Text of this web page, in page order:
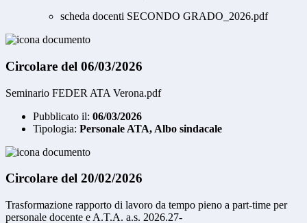
scheda docenti SECONDO GRADO_2026.pdf
Circolare del 06/03/2026
Seminario FEDER ATA Verona.pdf
Pubblicato il: 06/03/2026
Tipologia: Personale ATA, Albo sindacale
Circolare del 20/02/2026
Trasformazione rapporto di lavoro da tempo pieno a part-time per
personale docente e A.T.A. a.s. 2026.27-